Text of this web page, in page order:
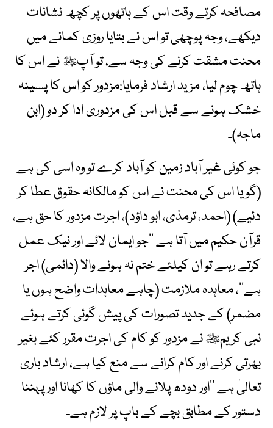
مصافحہ کرتے وقت اس کے ہاتھوں پر کچھ نشانات
دیکھے، وجہ پوچھی تو اس نے بتایا روزی کمانے میں
محنت مشقت کرنے کی وجہ سے، تو آپﷺ نے اس کا
ہاتھ چوم لیا، مزید ارشاد فرمایا:مزدور کو اس کا پسینہ
خشک ہونے سے قبل اس کی مزدوری ادا کر دو (ابن
ماجہ)۔
جو کوئی غیر آباد زمین کو آباد کرے تو وہ اسی کی ہے
(گویا اس کی محنت نے اس کو مالکانہ حقوق عطا کر
دئیے) (احمد، ترمذی، ابو داؤد)، اجرت مزدور کا حق ہے،
قرآن حکیم میں آتا ہے ’’جو ایمان لائے اور نیک عمل
کرتے رہے تو ان کیلئے ختم نہ ہونے والا (دائمی) اجر
ہے‘‘، معاہدہ ملازمت (چاہے معاہدات واضح ہوں یا
مضمر) کے جدید تصورات کی پیش گوئی کرتے ہوئے
نبی کریمﷺ نے مزدور کو کام کی اجرت مقرر کئے بغیر
بھرتی کرنے اور کام کرانے سے منع کیا ہے، ارشاد باری
تعالیٰ ہے ’’اور دودھ پلانے والی ماؤں کا کھانا اور پہننا
دستور کے مطابق بچے کے باپ پر لازم ہے۔